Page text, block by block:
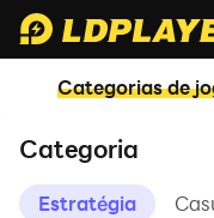
Categorias de
Categoria
Estratégia